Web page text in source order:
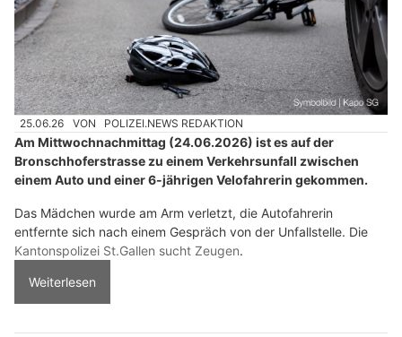
25.06.26 VON POLIZEI.NEWS REDAKTION
Am Mittwochnachmittag (24.06.2026) ist es auf der
Bronschhoferstrasse zu einem Verkehrsunfall zwischen
einem Auto und einer 6-jährigen Velofahrerin gekommen.
Das Mädchen wurde am Arm verletzt, die Autofahrerin
entfernte sich nach einem Gespräch von der Unfallstelle. Die
Kantonspolizei St.Gallen sucht Zeugen.
Weiterlesen